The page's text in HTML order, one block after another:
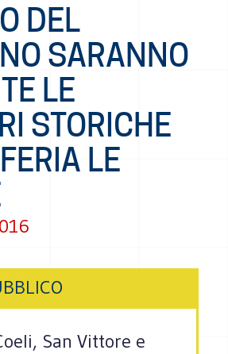
DEL
SARANNO
LE
STORICHE
LE
San Vittore e